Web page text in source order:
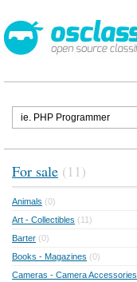
For sale (11)
Animals (0)
Art - Collectibles (11)
Barter (0)
Books - Magazines (0)
Cameras - Camera Accessories